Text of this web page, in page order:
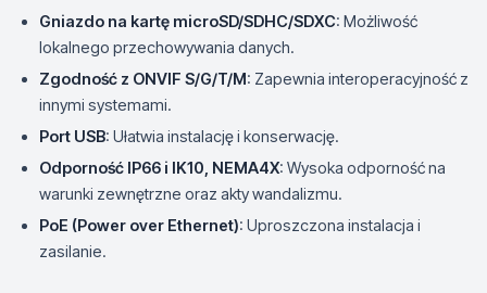
Gniazdo na kartę microSD/SDHC/SDXC: Możliwość
lokalnego przechowywania danych.
Zgodność z ONVIF S/G/T/M: Zapewnia interoperacyjność z
innymi systemami.
Port USB: Ułatwia instalację i konserwację.
Odporność IP66 i IK10, NEMA4X: Wysoka odporność na
warunki zewnętrzne oraz akty wandalizmu.
PoE (Power over Ethernet): Uproszczona instalacja i
zasilanie.